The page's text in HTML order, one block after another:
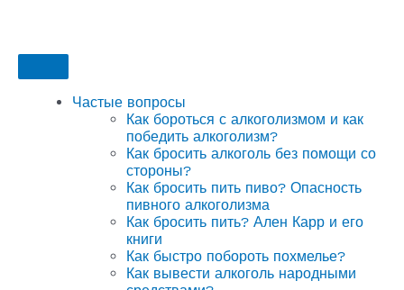
Частые вопросы
Как бороться с алкоголизмом и как
победить алкоголизм?
Как бросить алкоголь без помощи со
стороны?
Как бросить пить пиво? Опасность
пивного алкоголизма
Как бросить пить? Ален Карр и его
книги
Как быстро побороть похмелье?
Как вывести алкоголь народными